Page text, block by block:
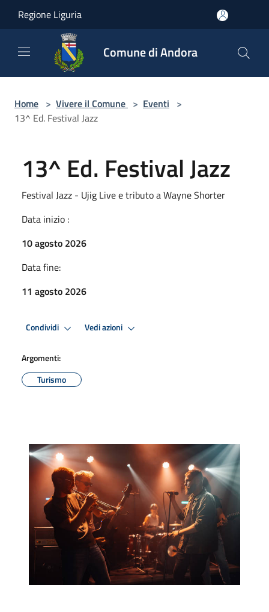
Regione Liguria
Comune di Andora
Home > Vivere il Comune > Eventi >
13^ Ed. Festival Jazz
13^ Ed. Festival Jazz
Festival Jazz - Ujig Live e tributo a Wayne Shorter
Data inizio :
10 agosto 2026
Data fine:
11 agosto 2026
Condividi Vedi azioni
Argomenti:
Turismo